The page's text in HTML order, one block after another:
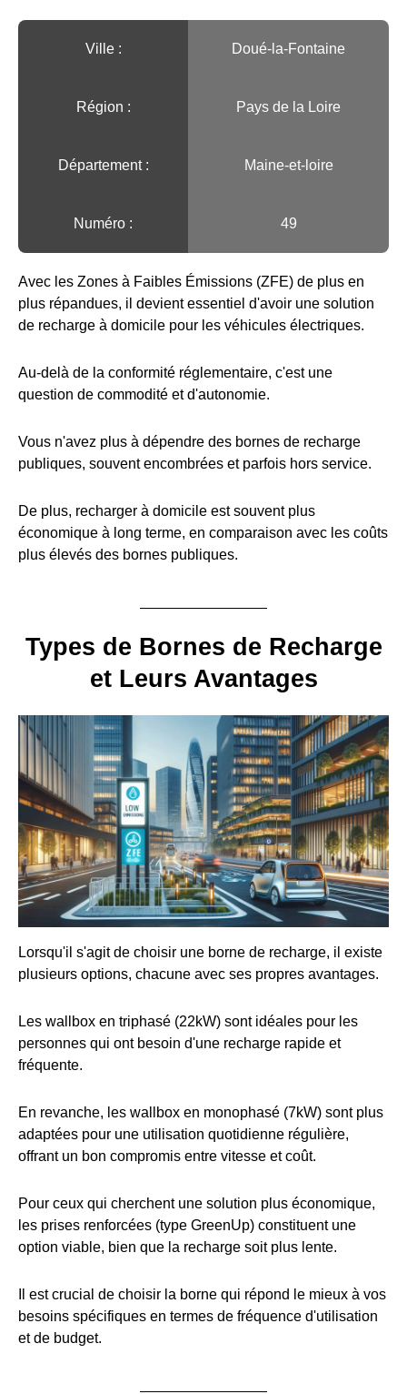
Ville :️ Doué-la-Fontaine
Région :️ Pays de la Loire
Département : Maine-et-loire
Numéro : 49
Avec les Zones à Faibles Émissions (ZFE) de plus en
plus répandues, il devient essentiel d'avoir une solution
de recharge à domicile pour les véhicules électriques.
Au-delà de la conformité réglementaire, c'est une
question de commodité et d'autonomie.
Vous n'avez plus à dépendre des bornes de recharge
publiques, souvent encombrées et parfois hors service.
De plus, recharger à domicile est souvent plus
économique à long terme, en comparaison avec les coûts
plus élevés des bornes publiques.
Types de Bornes de Recharge
et Leurs Avantages
Lorsqu'il s'agit de choisir une borne de recharge, il existe
plusieurs options, chacune avec ses propres avantages.
Les wallbox en triphasé (22kW) sont idéales pour les
personnes qui ont besoin d'une recharge rapide et
fréquente.
En revanche, les wallbox en monophasé (7kW) sont plus
adaptées pour une utilisation quotidienne régulière,
offrant un bon compromis entre vitesse et coût.
Pour ceux qui cherchent une solution plus économique,
les prises renforcées (type GreenUp) constituent une
option viable, bien que la recharge soit plus lente.
Il est crucial de choisir la borne qui répond le mieux à vos
besoins spécifiques en termes de fréquence d'utilisation
et de budget.